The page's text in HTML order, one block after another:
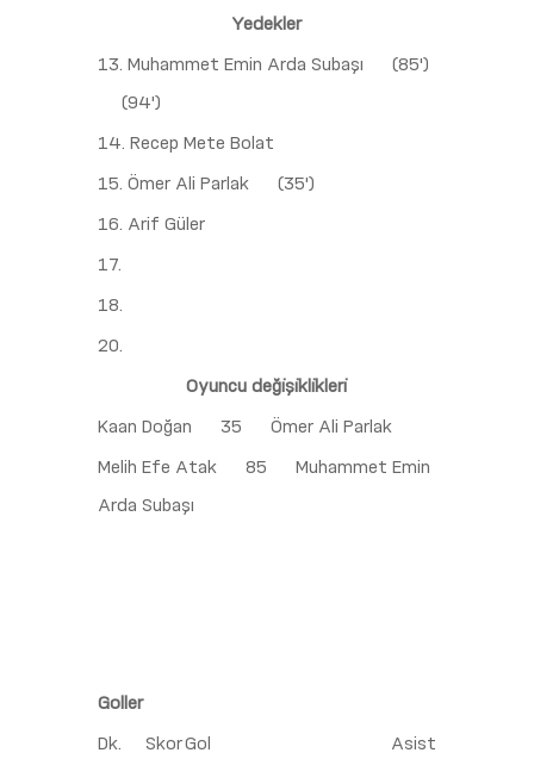
Yedekler
13. Muhammet Emin Arda Subaşı
(85')
(94')
14. Recep Mete Bolat
15. Ömer Ali Parlak (35')
16. Arif Güler
17.
18.
20.
Oyuncu deği̇şi̇kli̇kleri̇
Kaan Doğan 35 Ömer Ali Parlak
Melih Efe Atak 85
Muhammet Emin
Arda Subaşı
Goller
Dk. SkorGol Asist